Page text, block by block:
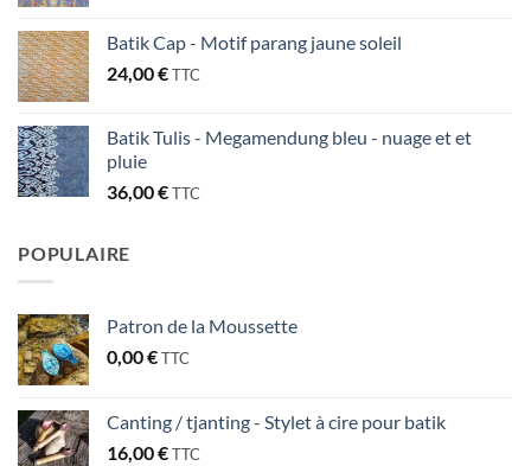
Batik Cap - Motif parang jaune soleil
24,00€TTC
Batik Tulis - Megamendung bleu - nuage et et
pluie
36,00€TTC
POPULAIRE
Patron de la Moussette
0,00€TTC
Canting / tjanting - Stylet à cire pour batik
16,00€TTC